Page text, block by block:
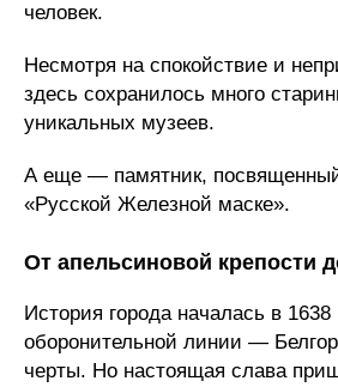
человек.
Несмотря на спокойствие и
здесь сохранилось много
уникальных музеев.
А еще — памятник, посвященный
«Русской Железной маске».
От апельсиновой крепости
История города началась в
оборонительной линии —
черты. Но настоящая слава